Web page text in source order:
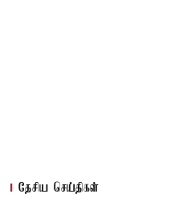
தேசிய செய்திகள்